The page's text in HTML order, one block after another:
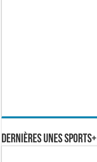
Dernières Unes Sports+